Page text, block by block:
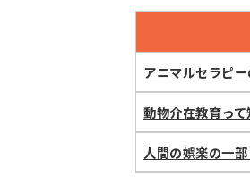
アニマルセラピ
動物介在教育っ
人間の娯楽の一